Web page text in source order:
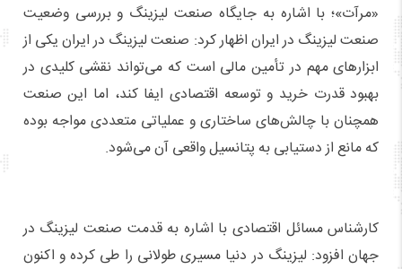
«مرآت»؛ با اشاره به جایگاه صنعت لیزینگ و بررسی وضعیت
صنعت لیزینگ در ایران اظهار کرد: صنعت لیزینگ در ایران یکی از
ابزارهای مهم در تأمین مالی است که می‌تواند نقشی کلیدی در
بهبود قدرت خرید و توسعه اقتصادی ایفا کند، اما این صنعت
همچنان با چالش‌های ساختاری و عملیاتی متعددی مواجه بوده
که مانع از دستیابی به پتانسیل واقعی آن می‌شود.
کارشناس مسائل اقتصادی با اشاره به قدمت صنعت لیزینگ در
جهان افزود: لیزینگ در دنیا مسیری طولانی را طی کرده و اکنون